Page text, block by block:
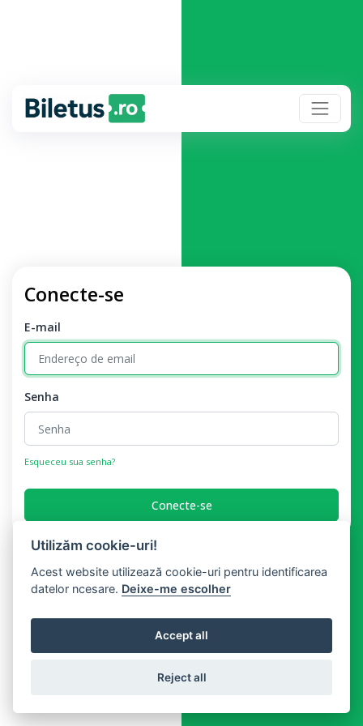
Conecte-se
E-mail
Senha
Esqueceu sua senha?
Conecte-se
Copyright © Biletus 2026
Utilizăm cookie-uri!
Acest website utilizează cookie-uri pentru identificarea
datelor ncesare. Deixe-me escolher
Accept all
Reject all